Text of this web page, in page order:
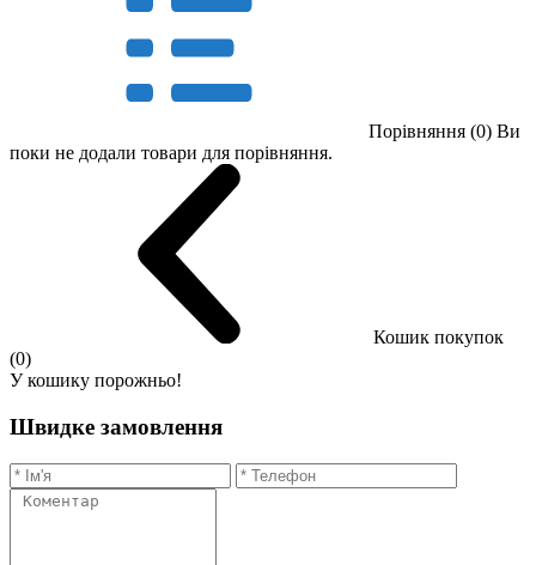
Порівняння (0) Ви
поки не додали товари для порівняння.
Кошик покупок
(0)
У кошику порожньо!
Швидке замовлення